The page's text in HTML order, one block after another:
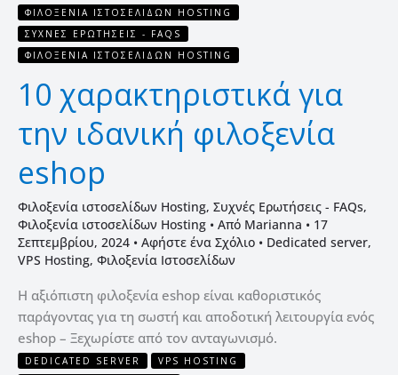
ΦΙΛΟΞΕΝΊΑ ΙΣΤΟΣΕΛΊΔΩΝ HOSTING
ΣΥΧΝΈΣ ΕΡΩΤΉΣΕΙΣ - FAQS
ΦΙΛΟΞΕΝΊΑ ΙΣΤΟΣΕΛΊΔΩΝ HOSTING
10 χαρακτηριστικά για
την ιδανική φιλοξενία
eshop
Φιλοξενία ιστοσελίδων Hosting, Συχνές Ερωτήσεις - FAQs,
Φιλοξενία ιστοσελίδων Hosting • Από Marianna • 17
Σεπτεμβρίου, 2024 • Αφήστε ένα Σχόλιο • Dedicated server,
VPS Hosting, Φιλοξενία Ιστοσελίδων
Η αξιόπιστη φιλοξενία eshop είναι καθοριστικός
παράγοντας για τη σωστή και αποδοτική λειτουργία ενός
eshop – Ξεχωρίστε από τον ανταγωνισμό.
DEDICATED SERVER
VPS HOSTING